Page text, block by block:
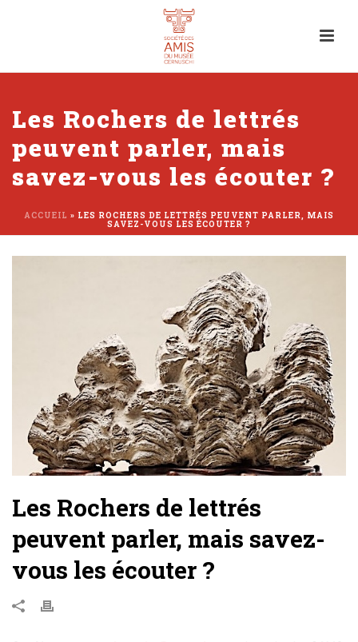
Les Rochers de lettrés
peuvent parler, mais
savez-vous les écouter ?
ACCUEIL » LES ROCHERS DE LETTRÉS PEUVENT PARLER, MAIS
SAVEZ-VOUS LES ÉCOUTER ?
Les Rochers de lettrés
peuvent parler, mais savez-
vous les écouter ?